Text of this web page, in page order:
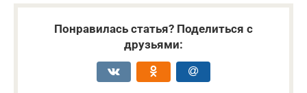
Понравилась статья? Поделиться с
друзьями: